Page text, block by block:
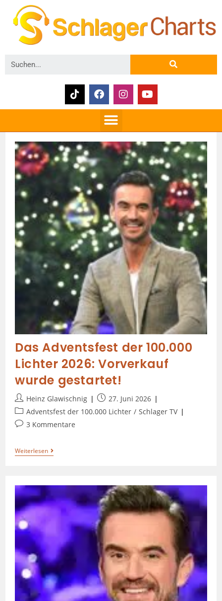
Das Adventsfest der 100.000
Lichter 2026: Vorverkauf
wurde gestartet!
Heinz Glawischnig
27. Juni 2026
Adventsfest der 100.000 Lichter / Schlager TV
3 Kommentare
Weiterlesen